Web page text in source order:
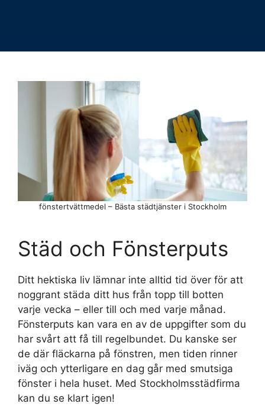
fönstertvättmedel – Bästa städtjänster i Stockholm
Städ och Fönsterputs
Ditt hektiska liv lämnar inte alltid tid över för att
noggrant städa ditt hus från topp till botten
varje vecka – eller till och med varje månad.
Fönsterputs kan vara en av de uppgifter som du
har svårt att få till regelbundet. Du kanske ser
de där fläckarna på fönstren, men tiden rinner
iväg och ytterligare en dag går med smutsiga
fönster i hela huset. Med Stockholmsstädfirma
kan du se klart igen!